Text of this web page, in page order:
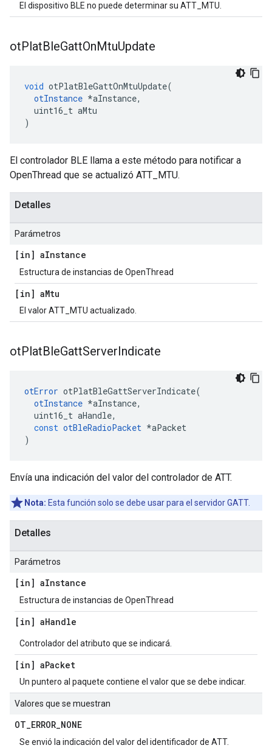
El dispositivo BLE no puede determinar su ATT_MTU.
otPlatBleGattOnMtuUpdate
void otPlatBleGattOnMtuUpdate(
otInstance *aInstance,
uint16_t aMtu
)
El controlador BLE llama a este método para notificar a
OpenThread que se actualizó ATT_MTU.
Detalles
Parámetros
[in] aInstance
Estructura de instancias de OpenThread
[in] aMtu
El valor ATT_MTU actualizado.
otPlatBleGattServerIndicate
otError otPlatBleGattServerIndicate(
otInstance *aInstance,
uint16_t aHandle,
const otBleRadioPacket *aPacket
)
Envía una indicación del valor del controlador de ATT.
Nota: Esta función solo se debe usar para el servidor GATT.
Detalles
Parámetros
[in] aInstance
Estructura de instancias de OpenThread
[in] aHandle
Controlador del atributo que se indicará.
[in] aPacket
Un puntero al paquete contiene el valor que se debe indicar.
Valores que se muestran
OT_ERROR_NONE
Se envió la indicación del valor del identificador de ATT.